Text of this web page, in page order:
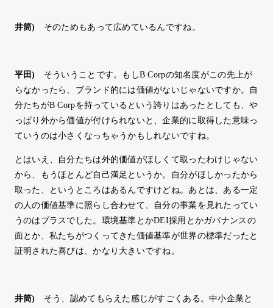
井筒) そのためもあって広めているんですね。
平田)
そういうことです。もしB Corpの知名度がこの先上が
らなかったら、ブランド的には価値がないじゃないですか。自
分たちがB Corpを持っているという誇りはあったとしても、や
っぱり外から価値が付けられないと、企業的に取得した意味っ
ていうのは小さくなっちゃうかもしれないですね。
とはいえ、自分たちは外的価値がほしくて取ったわけじゃない
から、もうほとんど自己満足というか。自分がほしかったから
取った、というところはあるんですけどね。あとは、ある一定
の人の価値基準に照らし合わせて、自分の事業を見れたってい
うのはプラスでした。環境基準とかDEI採用とかガバナンスの
面とか、私たちがつくってきた価値基準が世界の標準だったと
証明された喜びは、かなり大きいですね。
井筒)
そう、認めてもらえた感じがすごくある。中小企業と